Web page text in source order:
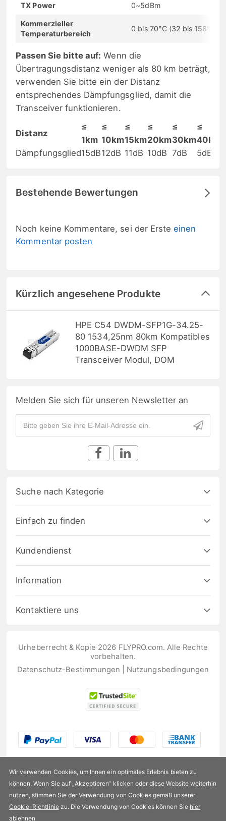
US$147,99
TX Power 0~5dBm
Kommerzieller
Temperaturbereich
0 bis 70°C (32 bis 158°F)
Passen Sie bitte auf: Wenn die
Übertragungsdistanz weniger als 80 km beträgt,
verwenden Sie bitte ein der Distanz
entsprechendes Dämpfungsglied, damit die
Transceiver funktionieren.
Distanz
≤
1km
≤
10km
≤
15km
≤
20km
≤
30km
≤
40km
Dämpfungsglied15dB12dB 11dB 10dB 7dB 5dB
Bestehende Bewertungen
Noch keine Kommentare, sei der Ersteeinen
Kommentar posten
Kürzlich angesehene Produkte
HPE C54 DWDM-SFP1G-34.25-
80 1534,25nm 80km Kompatibles
1000BASE-DWDM SFP
Transceiver Modul, DOM
Melden Sie sich für unseren Newsletter an
Suche nach Kategorie
Einfach zu finden
Kundendienst
Information
Kontaktiere uns
Urheberrecht & Kopie 2026 FLYPRO.com. Alle Rechte
vorbehalten.
Datenschutz-Bestimmungen
Nutzungsbedingungen
Wir verwenden Cookies, um Ihnen ein optimales Erlebnis bieten zu
können. Wenn Sie auf „Akzeptieren“ klicken oder diese Website weiterhin
nutzen, stimmen Sie der Verwendung von Cookies gemäß unserer
Cookie-Richtliniezu. Die Verwendung von Cookies können Sie hier
ablehnen